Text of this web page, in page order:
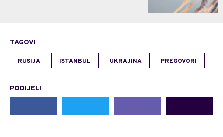
TAGOVI
RUSIJA ISTANBUL UKRAJINA PREGOVORI
PODIJELI